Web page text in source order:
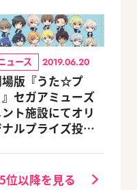
ュース 2019.06.20
場版『うた☆プ
』セガアミューズ
ント施設にてオリ
ルプライズ投入
定
5位以降を見る